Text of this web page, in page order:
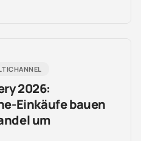
2026:
Einkäufe bauen
um